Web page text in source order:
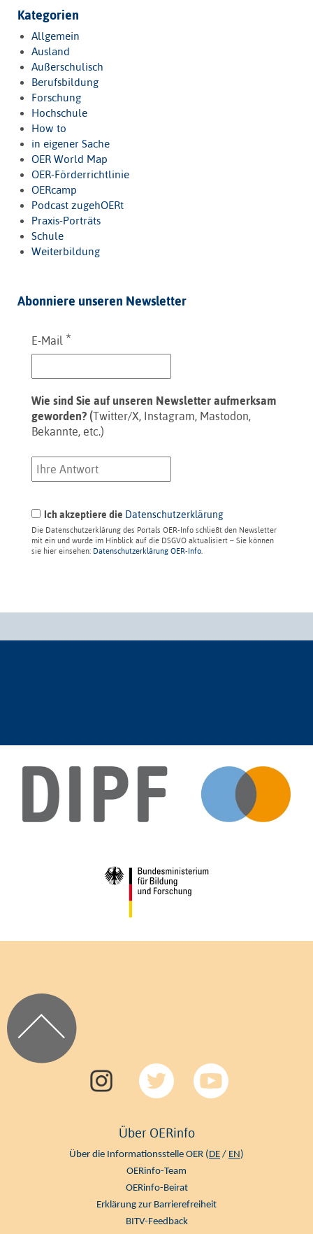
Kategorien
Allgemein
Ausland
Außerschulisch
Berufsbildung
Forschung
Hochschule
How to
in eigener Sache
OER World Map
OER-Förderrichtlinie
OERcamp
Podcast zugehOERt
Praxis-Porträts
Schule
Weiterbildung
Abonniere unseren Newsletter
E-Mail *
Wie sind Sie auf unseren Newsletter aufmerksam
geworden? (Twitter/X, Instagram, Mastodon,
Bekannte, etc.)
Ich akzeptiere die Datenschutzerklärung
Die Datenschutzerklärung des Portals OER-Info schließt den Newsletter
mit ein und wurde im Hinblick auf die DSGVO aktualisiert – Sie können
sie hier einsehen: Datenschutzerklärung OER-Info
Über OERinfo
Über die Informationsstelle OER (DE / EN)
OERinfo-Team
OERinfo-Beirat
Erklärung zur Barrierefreiheit
BITV-Feedback